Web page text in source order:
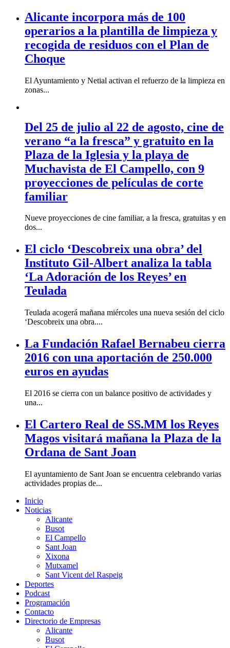
Alicante incorpora más de 100
operarios a la plantilla de limpieza y
recogida de residuos con el Plan de
Choque
El Ayuntamiento y Netial activan el refuerzo de la limpieza en
zonas...
Del 25 de julio al 22 de agosto, cine de
verano “a la fresca” y gratuito en la
Plaza de la Iglesia y la playa de
Muchavista de El Campello, con 9
proyecciones de películas de corte
familiar
Nueve proyecciones de cine familiar, a la fresca, gratuitas y en
dos...
El ciclo ‘Descobreix una obra’ del
Instituto Gil-Albert analiza la tabla
‘La Adoración de los Reyes’ en
Teulada
Teulada acogerá mañana miércoles una nueva sesión del ciclo
‘Descobreix una obra....
La Fundación Rafael Bernabeu cierra
2016 con una aportación de 250.000
euros en ayudas
El 2016 se cierra con un balance positivo de actividades y
una...
El Cartero Real de SS.MM los Reyes
Magos visitará mañana la Plaza de la
Ordana de Sant Joan
El ayuntamiento de Sant Joan se encuentra celebrando varias
actividades propias de...
Inicio
Noticias
Alicante
Busot
El Campello
Sant Joan
Xixona
Mutxamel
Sant Vicent del Raspeig
Deportes
Podcast
Programación
Contacto
Directorio de Empresas
Alicante
Busot